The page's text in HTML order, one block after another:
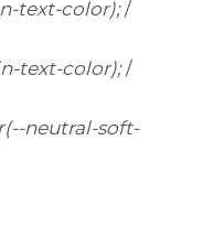
text-color);/
text-color);/
neutral-soft-